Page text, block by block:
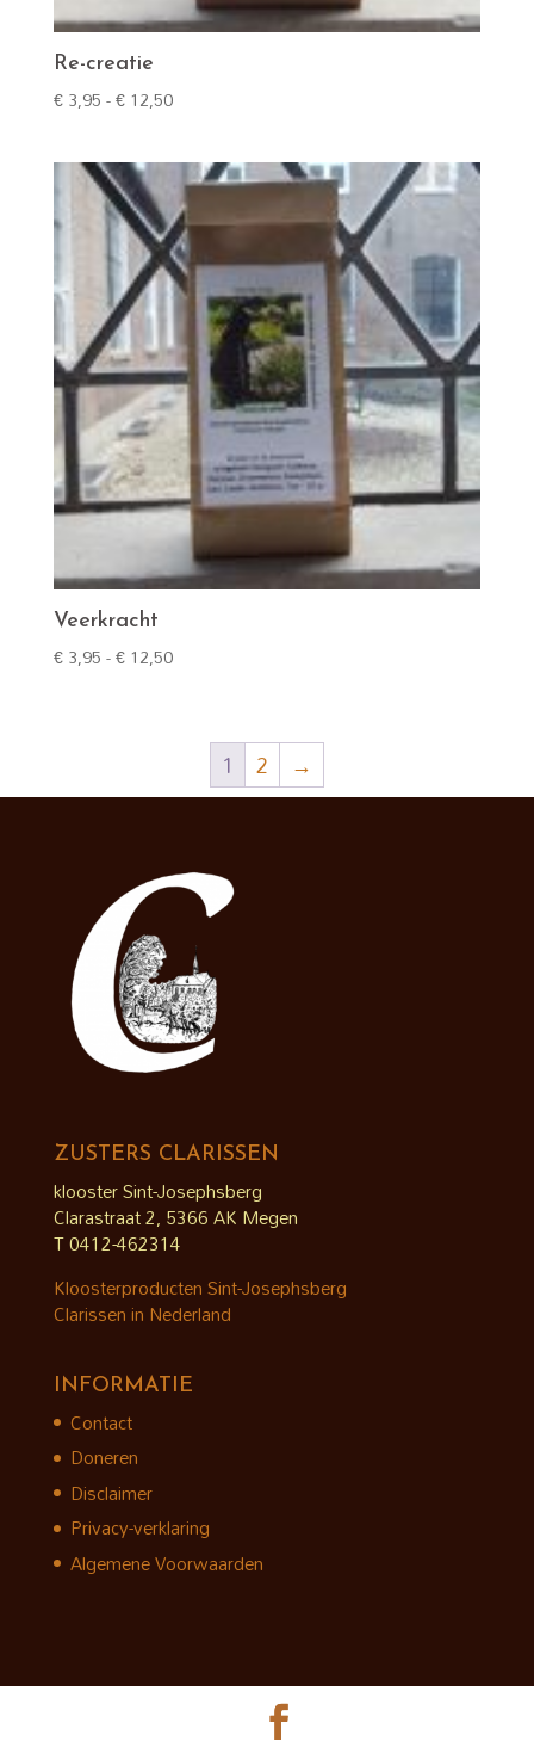
Re-creatie
€3,95-€12,50Prijsklasse:
€ 12,50
Veerkracht
€3,95-€12,50Prijsklasse:
€ 12,50
1 2 →
ZUSTERS CLARISSEN
klooster Sint-Josephsberg
Clarastraat 2, 5366 AK Megen
T 0412-462314
Kloosterproducten Sint-Josephsberg
Clarissen in Nederland
INFORMATIE
Contact
Doneren
Disclaimer
Privacy-verklaring
Algemene Voorwaarden